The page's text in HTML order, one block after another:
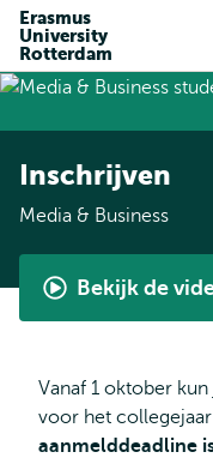
Erasmus
University
Rotterdam
Inschrijven
Media & Business
Bekijk de
Ioana
Vanaf 1 oktober
voor het
aanmelddeadline